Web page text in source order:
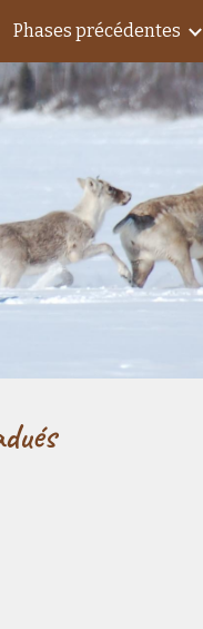
Skip to navigation
Phases précédentes